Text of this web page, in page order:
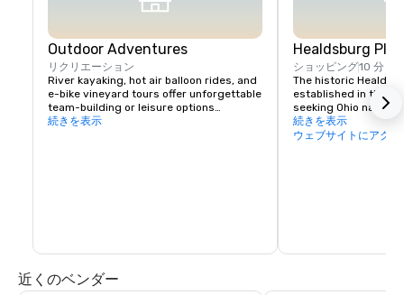
Outdoor Adventures
リクリエーション
River kayaking, hot air balloon rides, and
e-bike vineyard tours offer unforgettable
team-building or leisure options
続きを表示
Healdsburg
ショッピング10 分
The historic
established in the
seeking Ohio native
vital touchpoint for
immense
続きを表示
ウェブサイトにアクセ
近くのベンダー